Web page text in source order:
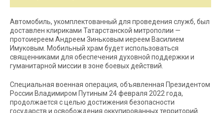
Автомобиль, укомплектованный для проведения служб, был
доставлен клириками Татарстанской митрополии —
протоиереем Андреем Зиньковым иереем Василием
Имуковым. Мобильный храм будет использоваться
священниками для обеспечения духовной поддержки и
гуманитарной миссии в зоне боевых действий.
Специальная военная операция, объявленная Президентом
России Владимиром Путиным 24 февраля 2022 года,
продолжается с целью достижения безопасности
государств и освобождения оккупированных территорий.